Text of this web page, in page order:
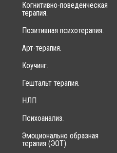
Когнитивно-поведенческая
терапия.
Позитивная психотерапия.
Арт-терапия.
Коучинг.
Гештальт терапия.
НЛП
Психоанализ.
Эмоционально образная
терапия (ЭОТ).